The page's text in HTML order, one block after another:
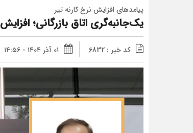
پیامدهای افزایش نرخ کارنه تیر
یک‌جانبه‌گری اتاق بازرگانی؛ افزایش ۱۲۰٪ کارنه‌تیر، صنعت ترانزیت را فلج می کند
کد خبر : 6832 ۰۱ آذر ۱۴۰۴ - ۱۴:۵۶